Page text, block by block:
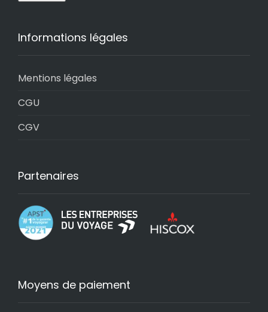
Informations légales
Mentions légales
CGU
CGV
Partenaires
Moyens de paiement